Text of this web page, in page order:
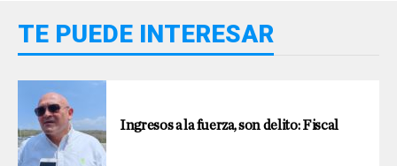
TE PUEDE INTERESAR
Ingresos a la fuerza, son delito: Fiscal